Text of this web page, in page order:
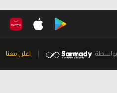
بواسطة اعلن معنا